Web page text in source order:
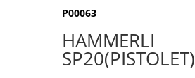
P00063
HAMMERLI
SP20(PISTOLET)